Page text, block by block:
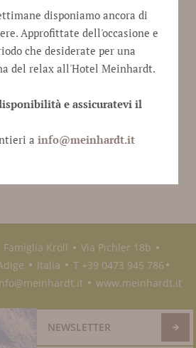
disponiamo ancora di
Approfittate dell'occasione e
che desiderate per una
del relax all'Hotel Meinhardt.
e assicuratevi il
a info@meinhardt.it
Adige Guest Pass Scena?
automaticamente il Guest
di una notte. Il biglietto è
e valido per l'intero soggiorno.
più di una settimana, allo
i biglietti?
Scena deve essere convalidato
viaggio. Basta salire,
Famiglia Kröll ● Via Pichler 18b ●
● Italia ● T +39 0473 945 786 ●
● www.meinhardt.it
NEWSLETTER